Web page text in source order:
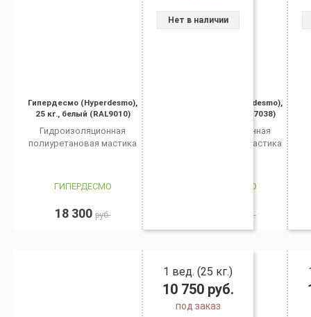
Гипердесмо (Hyperdesmo),
25 кг., белый (RAL9010)
Гидроизоляционная
полиуретановая мастика
ГИПЕРДЕСМО
18 300руб.
Нет в наличии
Гипердесмо (Hyperdesmo),
25 кг., серый (RAL7038)
Гидроизоляционная
полиуретановая мастика
ГИПЕРДЕСМО
руб.
1 вед. (25 кг.)
10 750 руб.
под заказ